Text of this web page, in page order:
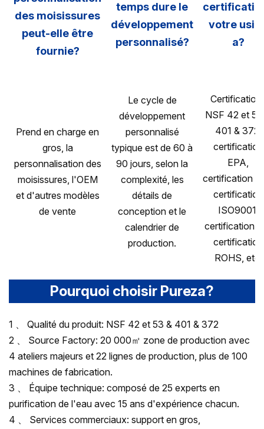
des moisissures
peut-elle être
fournie?
temps dure le
développement
personnalisé?
votre
a?
Prend en charge en
gros, la
personnalisation des
moisissures, l'OEM
et d'autres modèles
de vente
Le cycle de
développement
personnalisé
typique est de 60 à
90 jours, selon la
complexité, les
détails de
conception et le
calendrier de
production.
NSF 42 et
401 & 372,
certification
EPA,
certification
certification
ISO9001,
certification
certification
ROHS, etc.
Pourquoi choisir Pureza?
1 、 Qualité du produit: NSF 42 et 53 & 401 & 372
2 、 Source Factory: 20 000㎡ zone de production avec
4 ateliers majeurs et 22 lignes de production, plus de 100
machines de fabrication.
3 、 Équipe technique: composé de 25 experts en
purification de l'eau avec 15 ans d'expérience chacun.
4 、 Services commerciaux: support en gros,